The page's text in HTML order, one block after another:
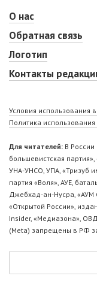
О нас
Обратная связь
Логотип
Контакты
Условия использования
Политика
Для читателей: В
большевистская
УНА-УНСО, УПА, «Тризуб
партия «Воля», АУЕ,
Джебхад-ан-Нусра, «АУМ
«Открытой России»,
Insider, «Медиазона»,
(Metа) запрещены в РФ